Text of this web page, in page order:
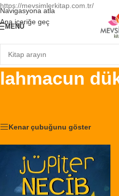
https://mevsimlerkitap.com.tr/
Navigasyona atla
Ana içeriğe geç
MENÜ
lahmacun
Kenar çubuğunu göster